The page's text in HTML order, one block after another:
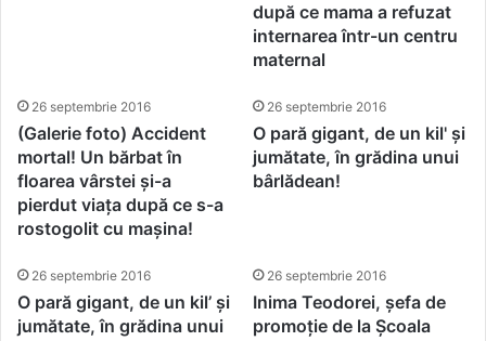
după ce mama a refuzat
internarea într-un centru
maternal
26 septembrie 2016
(Galerie foto) Accident
mortal! Un bărbat în
floarea vârstei și-a
pierdut viața după ce s-a
rostogolit cu mașina!
26 septembrie 2016
O pară gigant, de un kil' și
jumătate, în grădina unui
bârlădean!
26 septembrie 2016
O pară gigant, de un kil’ și
jumătate, în grădina unui
26 septembrie 2016
Inima Teodorei, șefa de
promoție de la Școala